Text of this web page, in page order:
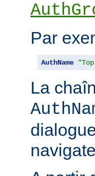
Par
AuthName
La